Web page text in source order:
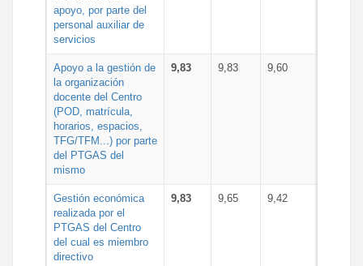
apoyo, por parte del
personal auxiliar de
servicios
Apoyo a la gestión de
la organización
docente del Centro
(POD, matrícula,
horarios, espacios,
TFG/TFM...) por parte
del PTGAS del
mismo
9,83 9,83 9,60
Gestión económica
realizada por el
PTGAS del Centro
del cual es miembro
directivo
9,83 9,65 9,42